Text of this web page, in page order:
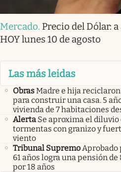
Mercado. Precio del Dólar:
HOY lunes 10 de agosto
Las más leidas
ObrasMadre e hija
para construir una casa. 5
vivienda de 7 habitaciones
Alerta Se aproxima el diluvio
tormentas con granizo y
viento
Tribunal SupremoAprobado
61 años logra una pensión
por 18 años